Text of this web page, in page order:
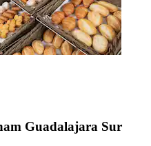
Guadalajara Sur